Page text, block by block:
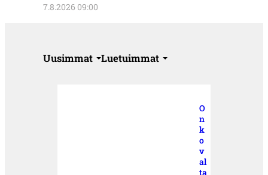
7.8.2026 09:00
Uusimmat Luetuimmat
O
n
k
o
v
al
ta